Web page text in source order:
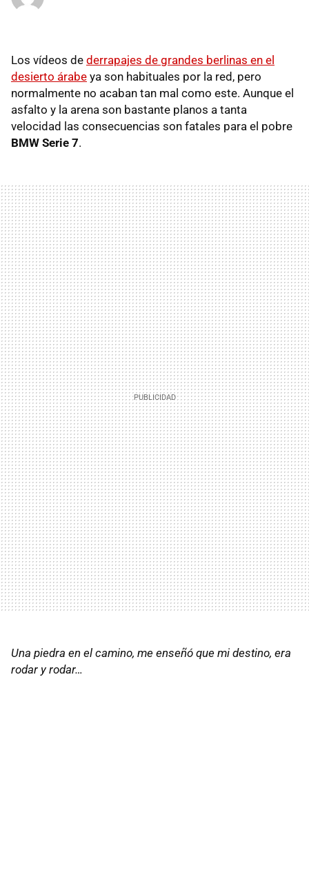
Los vídeos de derrapajes de grandes berlinas en el
desierto árabe ya son habituales por la red, pero
normalmente no acaban tan mal como este. Aunque el
asfalto y la arena son bastante planos a tanta
velocidad las consecuencias son fatales para el pobre
BMW Serie 7.
Una piedra en el camino, me enseñó que mi destino, era
rodar y rodar…